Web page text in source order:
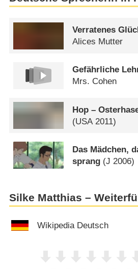
Verratenes
Alices Mutter
Gefährliche
Mrs. Cohen
Hop –
(USA 2011)
Das Mädchen,
sprang (J 2006)
Silke Matthias –
Wikipedia Deutsch